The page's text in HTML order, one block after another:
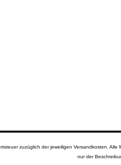
zuzüglich der jeweiligen Versandkosten.
nur der